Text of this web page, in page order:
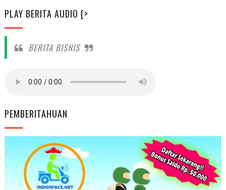
PLAY BERITA AUDIO [>
BERITA BISNIS
PEMBERITAHUAN